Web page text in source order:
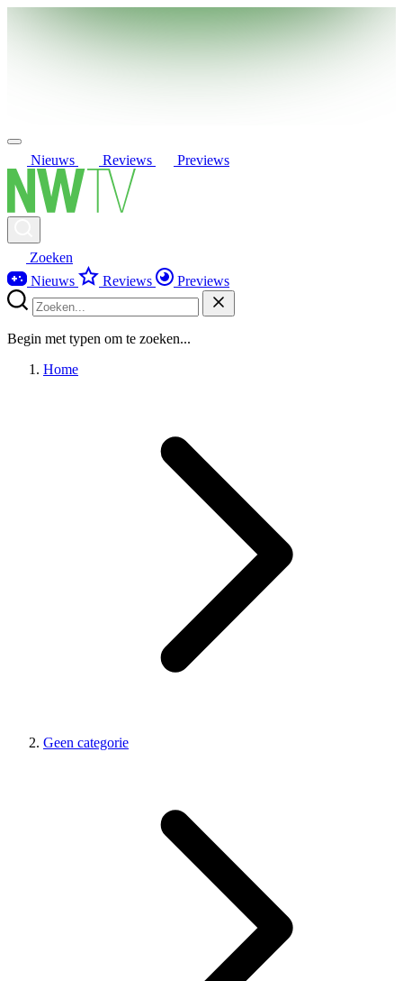
Nieuws Reviews Previews
Zoeken
Nieuws
Reviews Previews
Begin met typen om te zoeken...
Home
Geen categorie